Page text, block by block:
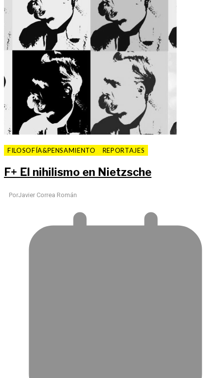
FILOSOFÍA&PENSAMIENTO REPORTAJES
F+ El nihilismo en Nietzsche
PorJavier Correa Román